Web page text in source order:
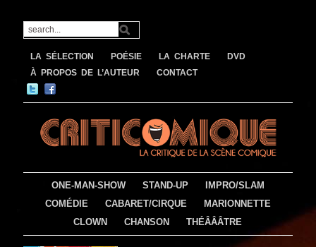
LA SÉLECTION POÉSIE LA CHARTE
DVD
À PROPOS DE L’AUTEUR
CONTACT
ONE-MAN-SHOW STAND-UP
IMPRO/SLAM
COMÉDIE
CABARET/CIRQUE
MARIONNETTE
CLOWN
CHANSON THÉÂÂÂTRE